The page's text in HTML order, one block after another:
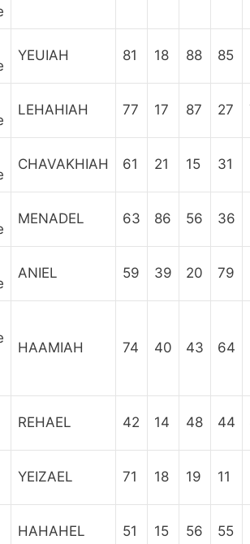
YEUIAH 81 18 88 85
LEHAHIAH 77 17 87 27
CHAVAKHIAH 61 21 15 31
MENADEL 63 86 56 36
ANIEL 59 39 20 79
HAAMIAH 74 40 43 64
REHAEL 42 14 48 44
YEIZAEL 71 18 19 11
HAHAHEL 51 15 56 55